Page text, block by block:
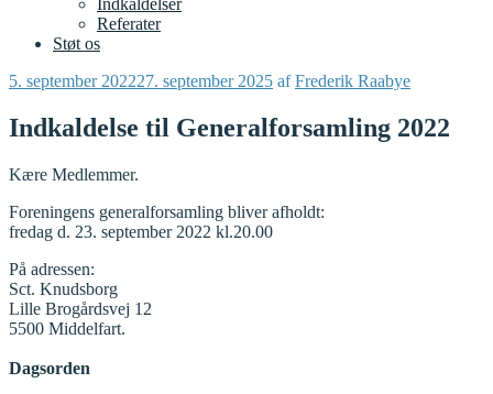
Indkaldelser
Referater
Støt os
Udgivet
5. september 202227. september 2025 afFrederik Raabye
Indkaldelse til Generalforsamling 2022
Kære Medlemmer.
Foreningens generalforsamling bliver afholdt:
fredag d. 23. september 2022 kl.20.00
På adressen:
Sct. Knudsborg
Lille Brogårdsvej 12
5500 Middelfart.
Dagsorden